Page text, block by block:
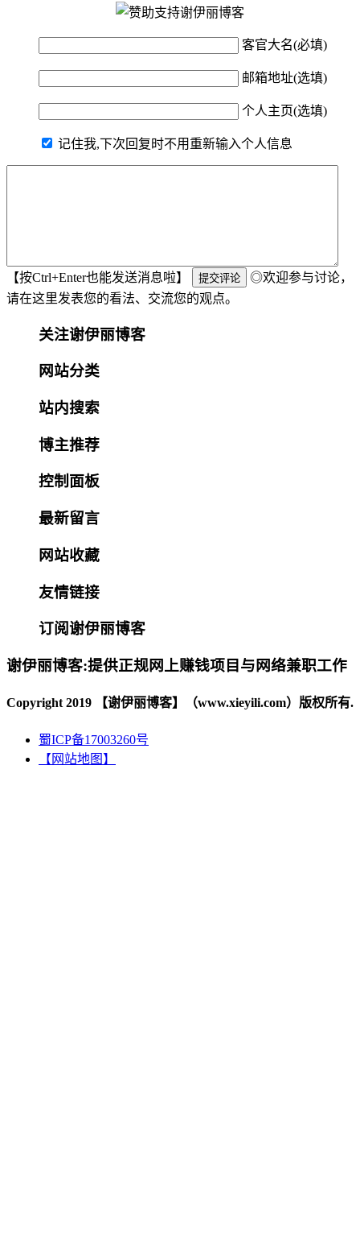
客官大名(必填)
邮箱地址(选填)
个人主页(选填)
记住我,下次回复时不用重新输入个人信息
【按Ctrl+Enter也能发送消息啦】
◎欢迎参与讨论，
请在这里发表您的看法、交流您的观点。
关注谢伊丽博客
网站分类
站内搜索
博主推荐
控制面板
最新留言
网站收藏
友情链接
订阅谢伊丽博客
谢伊丽博客:提供正规网上赚钱项目与网络兼职工作
Copyright 2019 【谢伊丽博客】（www.xieyili.com）版权所有.
蜀ICP备17003260号
【网站地图】